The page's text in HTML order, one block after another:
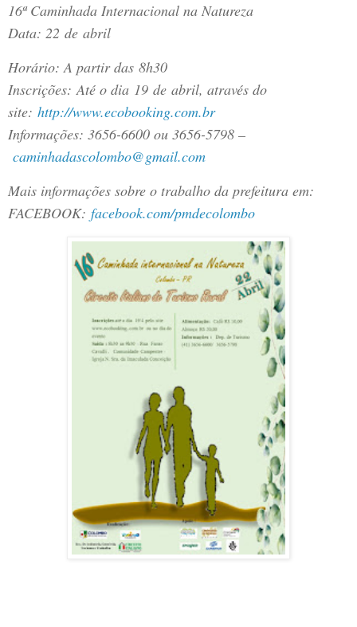
16ª Caminhada Internacional na Natureza
Data: 22 de abril
Horário: A partir das 8h30
Inscrições: Até o dia 19 de abril, através do
site: http://www.ecobooking.com.br
Informações: 3656-6600 ou 3656-5798 –
caminhadascolombo@gmail.com
Mais informações sobre o trabalho da prefeitura em:
FACEBOOK: facebook.com/pmdecolombo